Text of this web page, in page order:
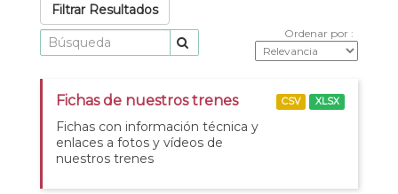
Filtrar Resultados
Ordenar por
Fichas de nuestros trenes
Fichas con información técnica y
enlaces a fotos y vídeos de
nuestros trenes
CSV XLSX